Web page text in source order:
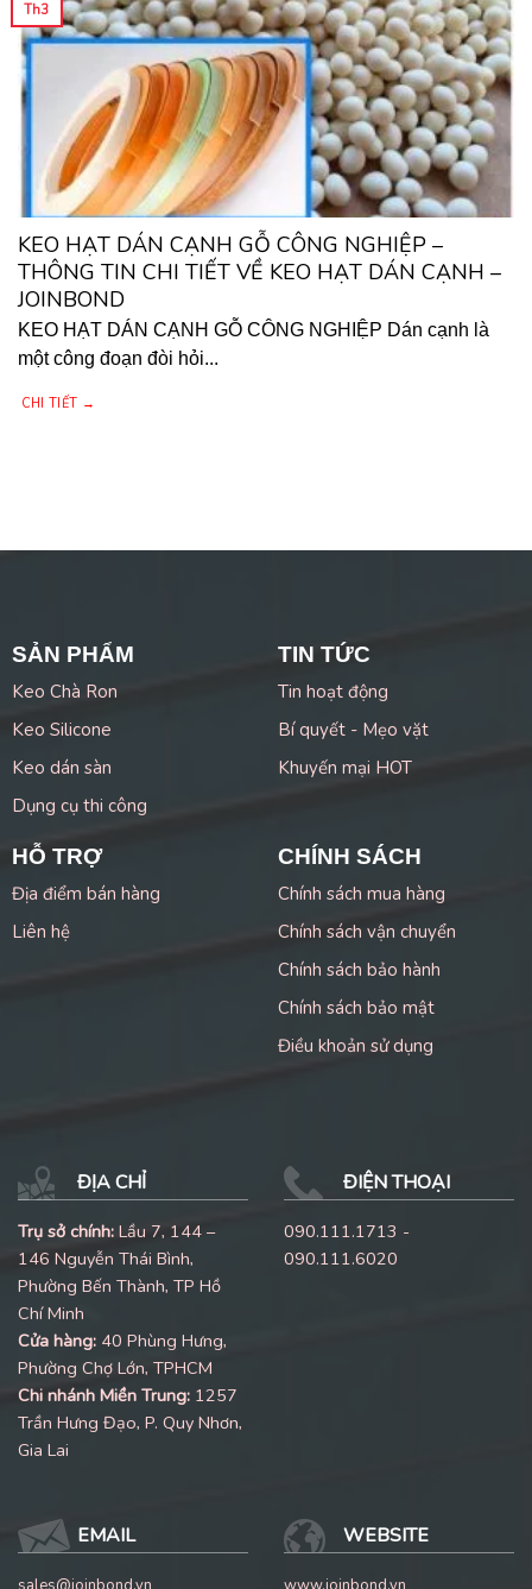
KEO HẠT DÁN CẠNH GỖ CÔNG NGHIỆP –
THÔNG TIN CHI TIẾT VỀ KEO HẠT DÁN CẠNH –
JOINBOND
KEO HẠT DÁN CẠNH GỖ CÔNG NGHIỆP Dán cạnh là
một công đoạn đòi hỏi...
CHI TIẾT →
Th3
SẢN PHẨM
Keo Chà Ron
Keo Silicone
Keo dán sàn
Dụng cụ thi công
TIN TỨC
Tin hoạt động
Bí quyết - Mẹo vặt
Khuyến mại HOT
HỖ TRỢ
Địa điểm bán hàng
Liên hệ
CHÍNH SÁCH
Chính sách mua hàng
Chính sách vận chuyển
Chính sách bảo hành
Chính sách bảo mật
Điều khoản sử dụng
ĐỊA CHỈ
Trụ sở chính: Lầu 7, 144 –
146 Nguyễn Thái Bình,
Phường Bến Thành, TP Hồ
Chí Minh
Cửa hàng: 40 Phùng Hưng,
Phường Chợ Lớn, TPHCM
Chi nhánh Miền Trung: 1257
Trần Hưng Đạo, P. Quy Nhơn,
Gia Lai
ĐIỆN THOẠI
090.111.1713 -
090.111.6020
EMAIL WEBSITE